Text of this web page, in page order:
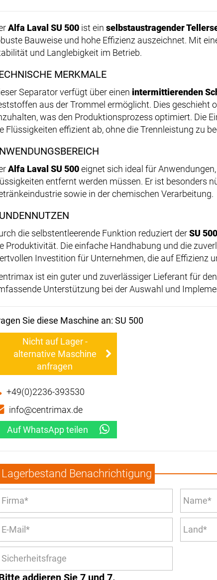
Alfa Laval SU 500 ist ein selbstaustragender
Bauweise und hohe Effizienz auszeichnet. Mit
und Langlebigkeit im Betrieb.
MERKMALE
Separator verfügt über einen intermittierenden
aus der Trommel ermöglicht. Dies geschieht
was den Produktionsprozess optimiert. Die
Flüssigkeiten effizient ab, ohne die Trennleistung zu
Alfa Laval SU 500eignet sich ideal für
entfernt werden müssen. Er ist besonders
sowie in der chemischen Verarbeitung.
die selbstentleerende Funktion reduziert derSU 500
Produktivität. Die einfache Handhabung und die
Investition für Unternehmen, die auf Effizienz
ist ein guter und zuverlässiger Lieferant für den
Unterstützung bei der Auswahl und
Sie diese Maschine an: SU 500
Nicht auf Lager -
alternative Maschine
anfragen
+49(0)2236-393530
info@centrimax.de
Auf WhatsApp teilen
Lagerbestand Benachrichtigung